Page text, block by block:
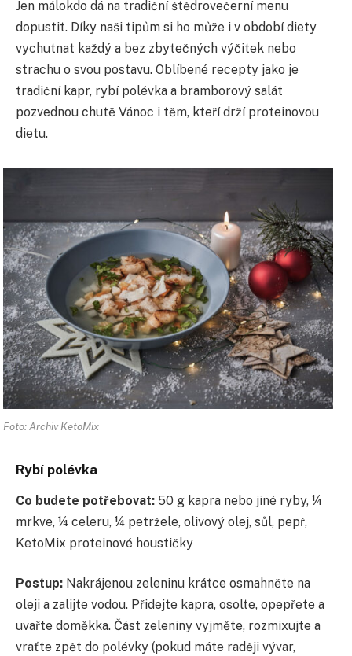
Jen málokdo dá na tradiční štědrovečerní menu
dopustit. Díky naši tipům si ho může i v období diety
vychutnat každý a bez zbytečných výčitek nebo
strachu o svou postavu. Oblíbené recepty jako je
tradiční kapr, rybí polévka a bramborový salát
pozvednou chutě Vánoc i těm, kteří drží proteinovou
dietu.
Foto: Archiv KetoMix
Rybí polévka
Co budete potřebovat: 50 g kapra nebo jiné ryby, ¼
mrkve, ¼ celeru, ¼ petržele, olivový olej, sůl, pepř,
KetoMix proteinové houstičky
Postup: Nakrájenou zeleninu krátce osmahněte na
oleji a zalijte vodou. Přidejte kapra, osolte, opepřete a
uvařte doměkka. Část zeleniny vyjměte, rozmixujte a
vraťte zpět do polévky (pokud máte raději vývar,